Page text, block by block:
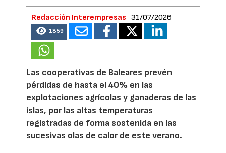
Redacción Interempresas 31/07/2026
1859
Las cooperativas de Baleares prevén
pérdidas de hasta el 40% en las
explotaciones agrícolas y ganaderas de las
islas, por las altas temperaturas
registradas de forma sostenida en las
sucesivas olas de calor de este verano.